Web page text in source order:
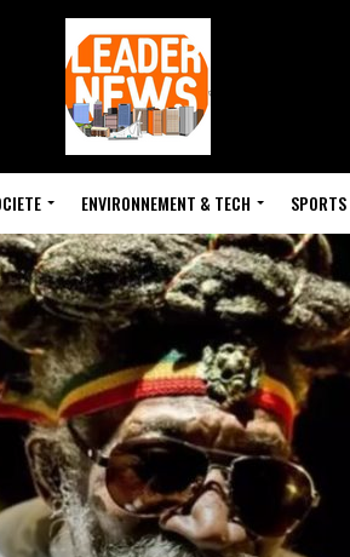
ENVIRONNEMENT & TECH SPORTS